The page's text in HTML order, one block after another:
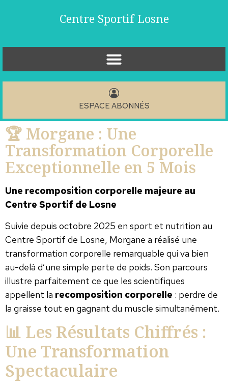
Centre Sportif Losne
ESPACE ABONNÉS
🏆 Morgane : Une
Transformation Corporelle
Exceptionnelle en 5 Mois
Une recomposition corporelle majeure au
Centre Sportif de Losne
Suivie depuis octobre 2025 en sport et nutrition au
Centre Sportif de Losne, Morgane a réalisé une
transformation corporelle remarquable qui va bien
au-delà d’une simple perte de poids. Son parcours
illustre parfaitement ce que les scientifiques
appellent la recomposition corporelle : perdre de
la graisse tout en gagnant du muscle simultanément.
📊 Les Résultats Chiffrés :
Une Transformation
Spectaculaire